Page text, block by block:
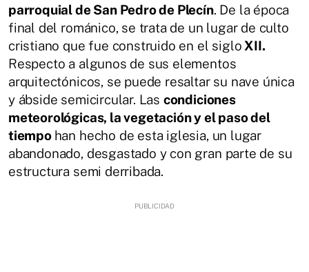
parroquial de San Pedro de Plecín. De la época
final del románico, se trata de un lugar de culto
cristiano que fue construido en el siglo XII.
Respecto a algunos de sus elementos
arquitectónicos, se puede resaltar su nave única
y ábside semicircular. Las condiciones
meteorológicas, la vegetación y el paso del
tiempo han hecho de esta iglesia, un lugar
abandonado, desgastado y con gran parte de su
estructura semi derribada.